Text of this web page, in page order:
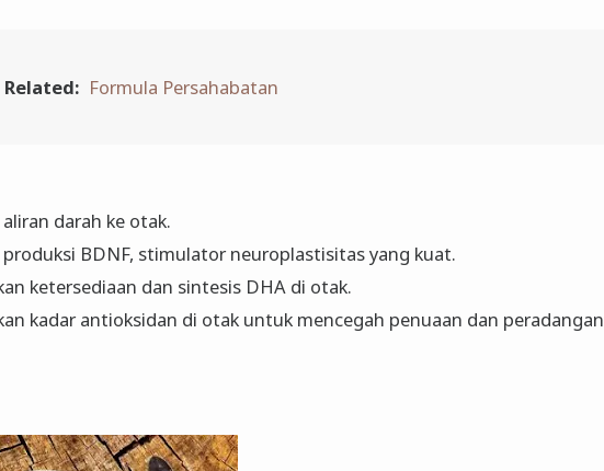
Related: Formula Persahabatan
darah ke otak.
BDNF, stimulator neuroplastisitas yang kuat.
ketersediaan dan sintesis DHA di otak.
kadar antioksidan di otak untuk mencegah penuaan dan peradangan